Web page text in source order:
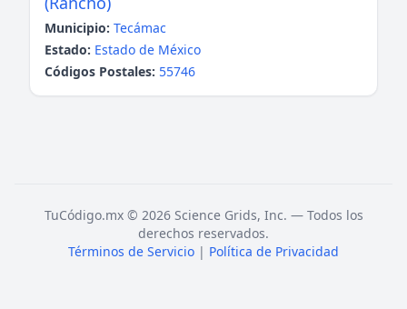
Municipio: Tecámac
Estado: Estado de México
Códigos Postales: 55746
TuCódigo.mx © 2026 Science Grids, Inc. — Todos los
derechos reservados.
Términos de Servicio | Política de Privacidad